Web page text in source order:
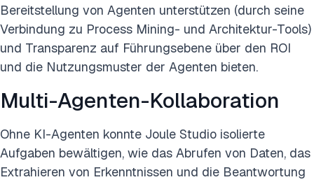
Bereitstellung von Agenten unterstützen (durch seine
Verbindung zu Process Mining- und Architektur-Tools)
und Transparenz auf Führungsebene über den ROI
und die Nutzungsmuster der Agenten bieten.
Multi-Agenten-Kollaboration
Ohne KI-Agenten konnte Joule Studio isolierte
Aufgaben bewältigen, wie das Abrufen von Daten, das
Extrahieren von Erkenntnissen und die Beantwortung